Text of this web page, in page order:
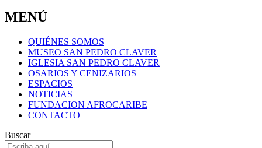
MENÚ
QUIÉNES SOMOS
MUSEO SAN PEDRO CLAVER
IGLESIA SAN PEDRO CLAVER
OSARIOS Y CENIZARIOS
ESPACIOS
NOTICIAS
FUNDACION AFROCARIBE
CONTACTO
Buscar